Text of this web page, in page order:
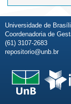
Universidade de
Coordenadoria de
(61) 3107-2683
repositorio@unb.br